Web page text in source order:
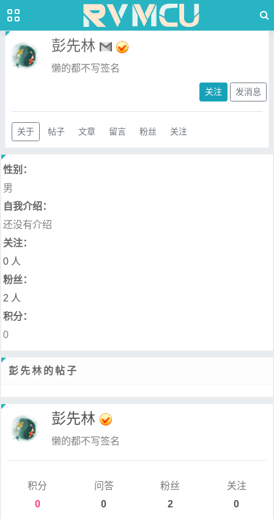
彭先林
懒的都不写签名
关注 发消息
关于 帖子 文章 留言 粉丝 关注
性别：
男
自我介绍：
还没有介绍
关注：
0 人
粉丝：
2 人
积分：
0
彭先林的帖子
彭先林
懒的都不写签名
积分
0
问答
0
粉丝
2
关注
0